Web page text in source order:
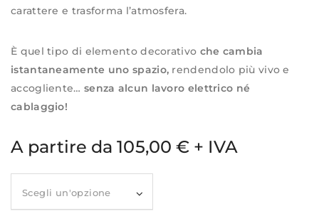
carattere e trasforma l’atmosfera.
È quel tipo di elemento decorativo che cambia
istantaneamente uno spazio, rendendolo più vivo e
accogliente… senza alcun lavoro elettrico né
cablaggio!
A partire da 105,00 € + IVA